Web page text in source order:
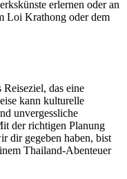
erlernen oder an
Loi Krathong oder dem
das eine
kann kulturelle
unvergessliche
der richtigen Planung
dir gegeben haben, bist
Thailand-Abenteuer